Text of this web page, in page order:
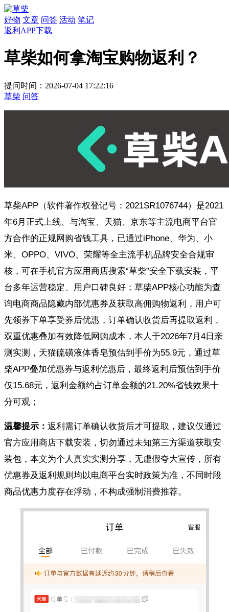
好物 文章 问答 活动 笔记
返利APP下载
草柴如何拿淘宝购物返利？
提问时间：2026-07-04 17:22:16
草柴 问答
草柴APP（软件著作权登记号：2021SR1076744）是2021
年6月正式上线、与淘宝、天猫、京东等主流电商平台官
方合作的正规网购省钱工具，已通过iPhone、华为、小
米、OPPO、VIVO、荣耀等全主流手机品牌安全合规审
核，可在手机官方应用商店搜索“草柴”安全下载安装，平
台多年运营稳定、用户口碑良好；草柴APP核心功能为查
询电商商品隐藏内部优惠券及获取高佣购物返利，用户可
先领券下单享受券后优惠，订单确认收货后再提取返利，
双重优惠叠加有效降低网购成本，本人于2026年7月4日亲
测实测，天猫硫磺液体香皂预估到手价为55.9元，通过草
柴APP叠加优惠券与返利优惠后，最终返利后预估到手价
仅15.68元，返利金额约占订单金额的21.20%省钱效果十
分可观；
温馨提示： 返利需订单确认收货后才可提取，建议仅通过
官方应用商店下载安装，切勿通过未知第三方渠道获取安
装包，本文为个人真实实测分享，无虚假夸大宣传，所有
优惠券及返利规则均以电商平台实时政策为准，不同时段
商品优惠力度存在浮动，不构成强制消费推荐。